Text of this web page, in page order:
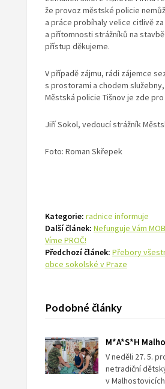
že provoz městské policie
a práce probíhaly velice citlivě
a přítomnosti strážníků na
přístup děkujeme.
V případě zájmu, rádi zájemce
s prostorami a chodem
Městská policie Tišnov je zde pro
Jiří Sokol, vedoucí strážník
Foto: Roman Skřepek
Kategorie: radnice informuje
Další článek: Nefunguje Vám
Víme PROČ!
Předchozí článek: Přebory
obce sokolské v Praze
Podobné články
M*A*S*H
V neděli 27. 5.
netradiční
v